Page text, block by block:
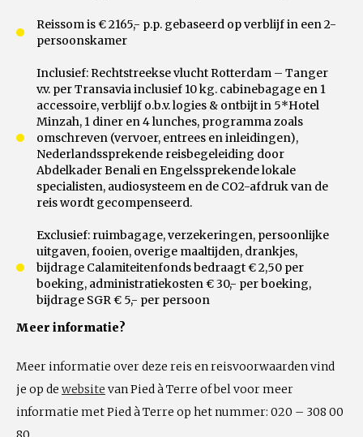
Reissom is € 2165,- p.p. gebaseerd op verblijf in een 2-
persoonskamer
Inclusief: Rechtstreekse vlucht Rotterdam – Tanger
v.v. per Transavia inclusief 10 kg. cabinebagage en 1
accessoire, verblijf o.b.v. logies & ontbijt in 5*Hotel
Minzah, 1 diner en 4 lunches, programma zoals
omschreven (vervoer, entrees en inleidingen),
Nederlandssprekende reisbegeleiding door
Abdelkader Benali en Engelssprekende lokale
specialisten, audiosysteem en de CO2-afdruk van de
reis wordt gecompenseerd.
Exclusief: ruimbagage, verzekeringen, persoonlijke
uitgaven, fooien, overige maaltijden, drankjes,
bijdrage Calamiteitenfonds bedraagt € 2,50 per
boeking, administratiekosten € 30,- per boeking,
bijdrage SGR € 5,- per persoon
Meer informatie?
Meer informatie over deze reis en reisvoorwaarden vind
je op de website van Pied à Terre of bel voor meer
informatie met Pied à Terre op het nummer: 020 – 308 00